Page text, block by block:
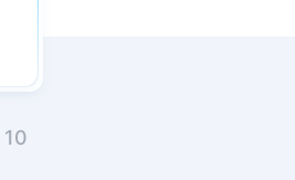
10